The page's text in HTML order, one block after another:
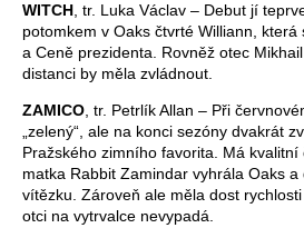
WITCH , tr. Luka Václav – Debut jí
potomkem v Oaks čtvrté Williann,
a Ceně prezidenta. Rovněž otec
distanci by měla zvládnout.
ZAMICO , tr. Petrlík Allan – Při
„zelený“, ale na konci sezóny dvakrát
Pražského zimního favorita. Má kvalitní
matka Rabbit Zamindar vyhrála Oaks a
vítězku. Zároveň ale měla dost
otci na vytrvalce nevypadá.